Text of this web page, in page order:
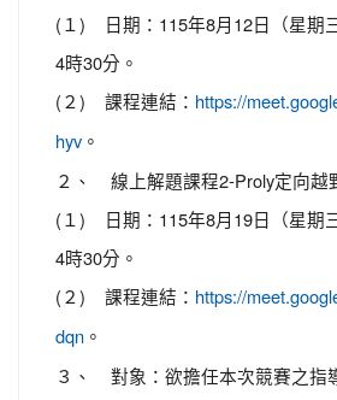
(１) 日期：115年8月12日（星期
4時30分。
(２) 課程連結： https://
hyv 。
２、 線上解題課程2-Proly定向越
(１) 日期：115年8月19日（星期
4時30分。
(２) 課程連結： https://
dqn 。
３、 對象：欲擔任本次競賽之指